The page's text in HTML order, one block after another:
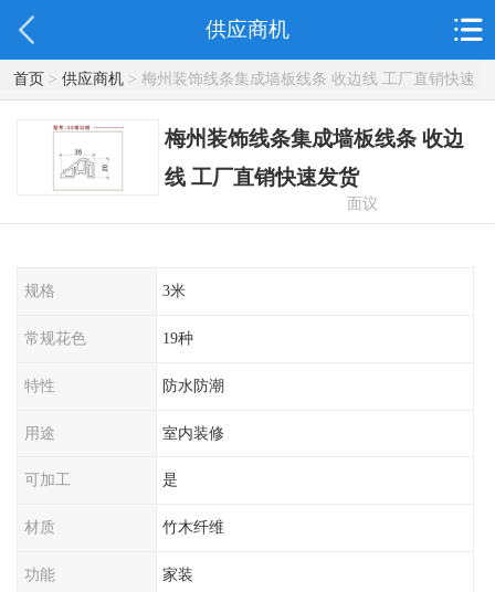
供应商机
首页> 供应商机> 梅州装饰线条集成墙板线条 收边线 工厂直销快速
发货
梅州装饰线条集成墙板线条 收边
线 工厂直销快速发货
面议
规格 3米
常规花色 19种
特性 防水防潮
用途 室内装修
可加工 是
材质 竹木纤维
功能 家装